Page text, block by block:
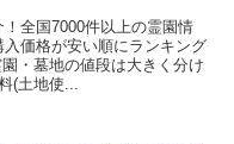
全国7000件以上の霊園情
価格が安い順にランキング
・墓地の値段は大きく分け
(土地使...